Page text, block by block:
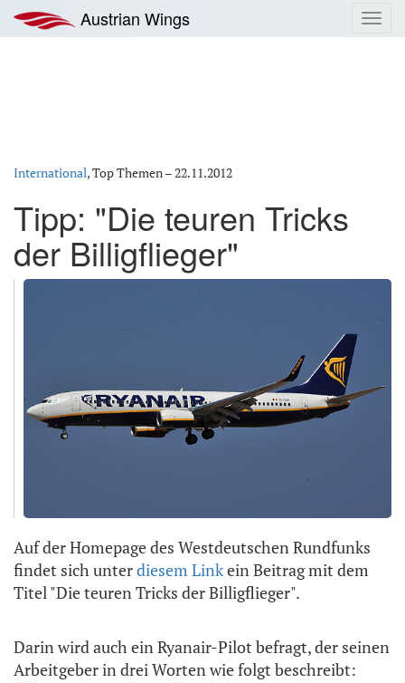
Inhalt
springen
Austrian Wings
International, Top Themen –22.11.2012
Tipp: "Die teuren Tricks
der Billigflieger"
Auf der Homepage des Westdeutschen Rundfunks
findet sich unterdiesem Linkein Beitrag mit dem
Titel "Die teuren Tricks der Billigflieger".
Darin wird auch ein Ryanair-Pilot befragt, der seinen
Arbeitgeber in drei Worten wie folgt beschreibt: